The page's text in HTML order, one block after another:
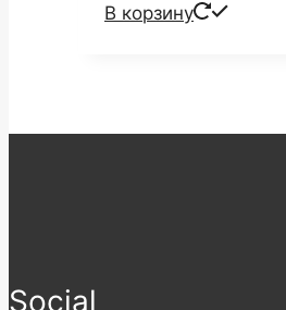
В корзину
Social